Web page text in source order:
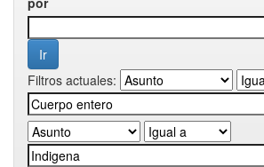
Filtros actuales: